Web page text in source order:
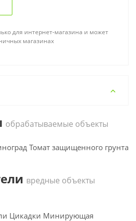
для интернет-магазина и может
магазинах
обрабатываемые объекты
Томат защищенного грунта
вредные объекты
Цикадки Минирующая